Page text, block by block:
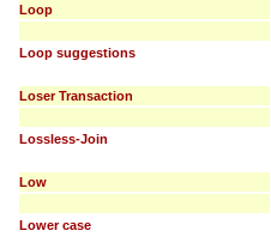
Loop
Loop suggestions
Loser Transaction
Lossless-Join
Low
Lower case